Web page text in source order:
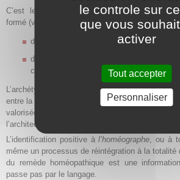
C’est le tableau dynamique synthétique d’un
formé (voir plus haut) :
d’un thème archétypal central commun et
de 4 thèmes directionnels, chacun
compensation et en décompensation.
L’archétype témoigne d’une synchronicité
entre la substance et le symptôme[18]. Les
valorisée par rapport aux symptômes
l’architecture de du
L’identification positive àl’homéographe, ou à
même un processus de réintégration à la
du remède homéopathique est une
passe pas par le langage.
le controle sur
que vous
activer
Tout accepter
Personnaliser